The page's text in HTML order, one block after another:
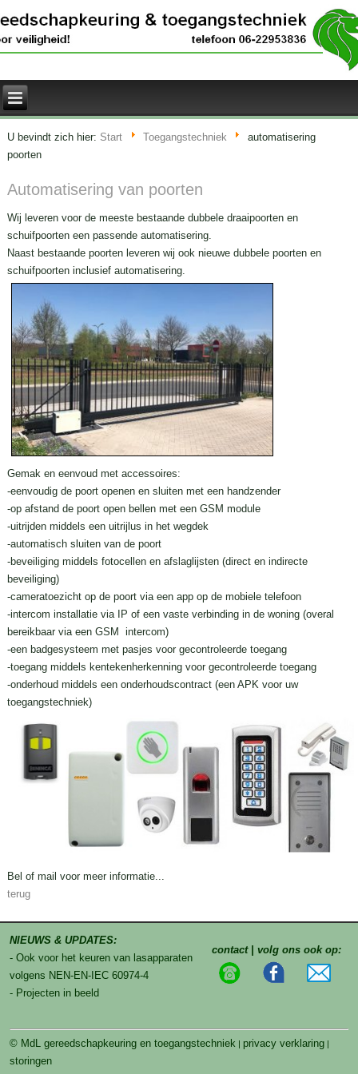
U bevindt zich hier: Start Toegangstechniek
automatisering
poorten
Automatisering van poorten
Wij leveren voor de meeste bestaande dubbele draaipoorten en
schuifpoorten een passende automatisering.
Naast bestaande poorten leveren wij ook nieuwe dubbele poorten en
schuifpoorten inclusief automatisering.
Gemak en eenvoud met accessoires:
-eenvoudig de poort openen en sluiten met een handzender
-op afstand de poort open bellen met een GSM module
-uitrijden middels een uitrijlus in het wegdek
-automatisch sluiten van de poort
-beveiliging middels fotocellen en afslaglijsten (direct en indirecte
beveiliging)
-cameratoezicht op de poort via een app op de mobiele telefoon
-intercom installatie via IP of een vaste verbinding in de woning (overal
bereikbaar via een GSM intercom)
-een badgesysteem met pasjes voor gecontroleerde toegang
-toegang middels kentekenherkenning voor gecontroleerde toegang
-onderhoud middels een onderhoudscontract (een APK voor uw
toegangstechniek)
Bel of mail voor meer informatie...
terug
NIEUWS & UPDATES:
- Ook voor het keuren van lasapparaten
volgens NEN-EN-IEC 60974-4
- Projecten in beeld
contact | volg ons ook op:
© MdL gereedschapkeuring en toegangstechniek privacy verklaring
storingen